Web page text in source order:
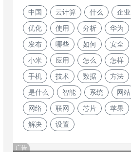
中国 云计算 什么 企业
优化 使用 分析 华为
发布 哪些 如何 安全
小米 应用 怎么 怎样
手机 技术 数据 方法
是什么 智能 系统 网站
网络 联网 芯片 苹果
解决 设置
广告